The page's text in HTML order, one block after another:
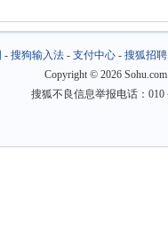
- 搜狗输入法- 支付中心- 搜狐招聘
Copyright © 2026
搜狐不良信息举报电话：010